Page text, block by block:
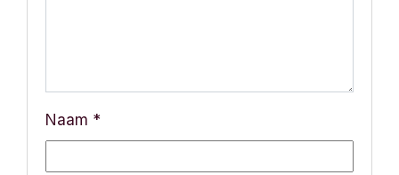
Naam *